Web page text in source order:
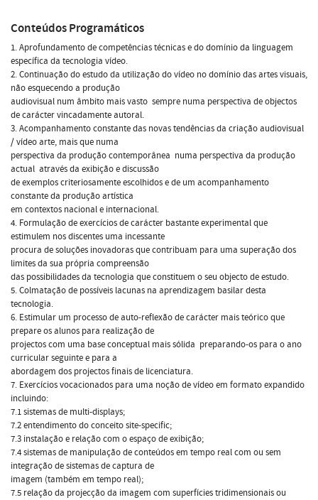
Conteúdos Programáticos
1. Aprofundamento de competências técnicas e do domínio da linguagem
específica da tecnologia vídeo.
2. Continuação do estudo da utilização do vídeo no domínio das artes visuais,
não esquecendo a produção
audiovisual num âmbito mais vasto  sempre numa perspectiva de objectos
de carácter vincadamente autoral.
3. Acompanhamento constante das novas tendências da criação audiovisual
/ vídeo arte, mais que numa
perspectiva da produção contemporânea  numa perspectiva da produção
actual  através da exibição e discussão
de exemplos criteriosamente escolhidos e de um acompanhamento
constante da produção artística
em contextos nacional e internacional.
4. Formulação de exercícios de carácter bastante experimental que
estimulem nos discentes uma incessante
procura de soluções inovadoras que contribuam para uma superação dos
limites da sua própria compreensão
das possibilidades da tecnologia que constituem o seu objecto de estudo.
5. Colmatação de possíveis lacunas na aprendizagem basilar desta
tecnologia.
6. Estimular um processo de auto-reflexão de carácter mais teórico que
prepare os alunos para realização de
projectos com uma base conceptual mais sólida  preparando-os para o ano
curricular seguinte e para a
abordagem dos projectos finais de licenciatura.
7. Exercícios vocacionados para uma noção de vídeo em formato expandido
incluindo:
7.1 sistemas de multi-displays;
7.2 entendimento do conceito site-specific;
7.3 instalação e relação com o espaço de exibição;
7.4 sistemas de manipulação de conteúdos em tempo real com ou sem
integração de sistemas de captura de
imagem (também em tempo real);
7.5 relação da projecção da imagem com superfícies tridimensionais ou